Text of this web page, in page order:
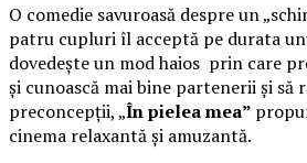
O comedie savuroasă despre un
patru cupluri îl acceptă pe durata
dovedește un mod haios prin care
și cunoască mai bine partenerii și să
preconcepții, „În pielea mea”
cinema relaxantă și amuzantă.